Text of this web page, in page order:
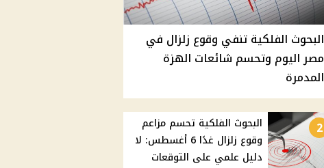
البحوث الفلكية تنفي وقوع زلزال في
مصر اليوم وتحسم شائعات الهزة
المدمرة
2
البحوث الفلكية تحسم مزاعم
وقوع زلزال غدًا 6 أغسطس: لا
دليل علمي على التوقعات